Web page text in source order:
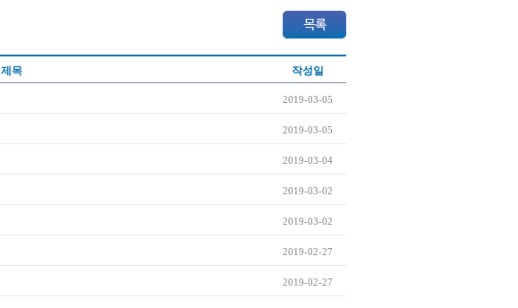
제목 작성일
2019-03-05
2019-03-05
2019-03-04
2019-03-02
2019-03-02
2019-02-27
2019-02-27